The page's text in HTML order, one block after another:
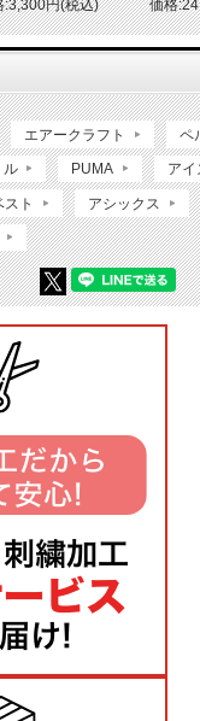
:3,300円(税込) 価格
エアークラフト ペ
ル PUMA アイ
スト アシックス